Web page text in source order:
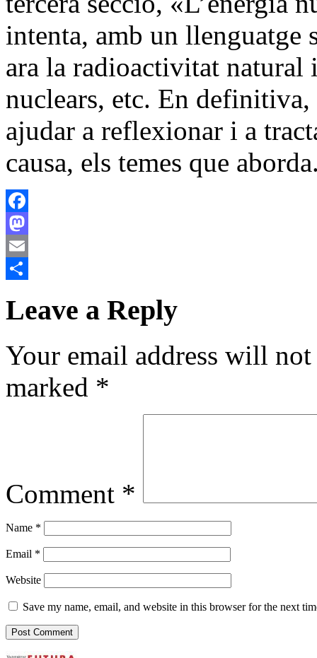
intenta, amb un llenguatge
ara la radioactivitat
nuclears, etc. En
ajudar a reflexionar i a
causa, els temes que
Facebook
Mastodon
Email
Leave a Reply
Your email address will
marked *
Comment *
Name *
Email *
Website
Save my name, email, and website in this browser for the next